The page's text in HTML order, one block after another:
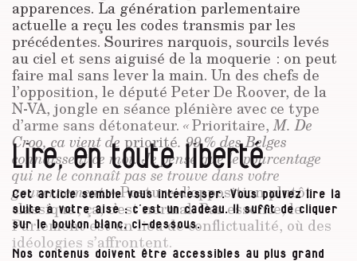
apparences. La génération parlementaire
actuelle a reçu les codes transmis par les
précédentes. Sourires narquois, sourcils levés
au ciel et sens aiguisé de la moquerie : on peut
faire mal sans lever la main. Un des chefs de
l’opposition, le député Peter De Roover, de la
N-VA, jongle en séance plénière avec ce type
d’arme sans détonateur. «Prioritaire,M. De
Croo, ça vient de priorité. 99 % des Belges
connaissent ce mot. Je pense que le pourcentage
qui ne le connaît pas se trouve dans votre
gouvernement. »Posture d’opposition plutôt
classique ; ça, c’est normal. Par essence, le
Parlement est un lieu de conflictualité, où des
idéologies s’affrontent.
Lire, en toute liberté
Cet article semble vous intéresser. Vous pouvez lire la
suite à votre aise : c’est un cadeau. Il suffit de cliquer
sur le bouton blanc, ci-dessous.
Nos contenus doivent être accessibles au plus grand